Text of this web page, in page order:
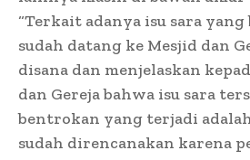
“Terkait adanya isu sara yang
sudah datang ke Mesjid dan
disana dan menjelaskan
dan Gereja bahwa isu sara
bentrokan yang terjadi
sudah direncanakan karena